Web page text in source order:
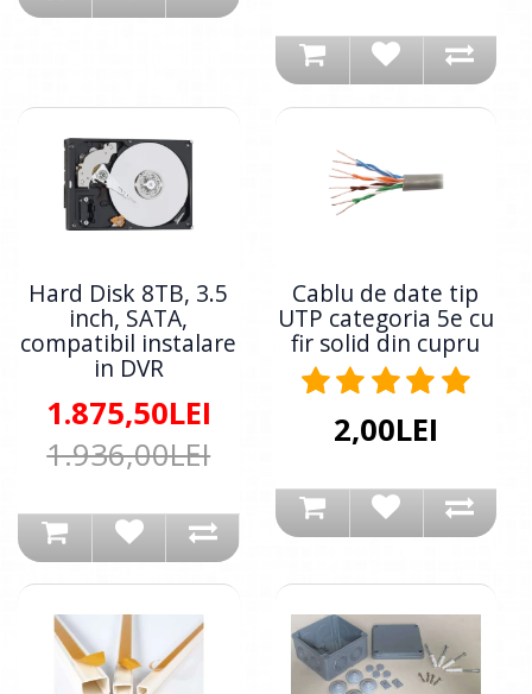
Hard Disk 8TB, 3.5
inch, SATA,
compatibil instalare
in DVR
1.875,50LEI
1.936,00LEI
Cablu de date tip
UTP categoria 5e cu
fir solid din cupru
2,00LEI